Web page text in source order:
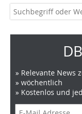
» Relevante News
» wöchentlich
» Kostenlos und